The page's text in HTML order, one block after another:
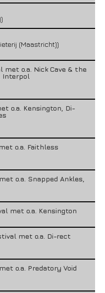
(Maastricht))
met o.a. Nick Cave & the
Interpol
o.a. Kensington, Di-
o.a. Faithless
o.a. Snapped Ankles,
met o.a. Kensington
met o.a. Di-rect
o.a. Predatory Void